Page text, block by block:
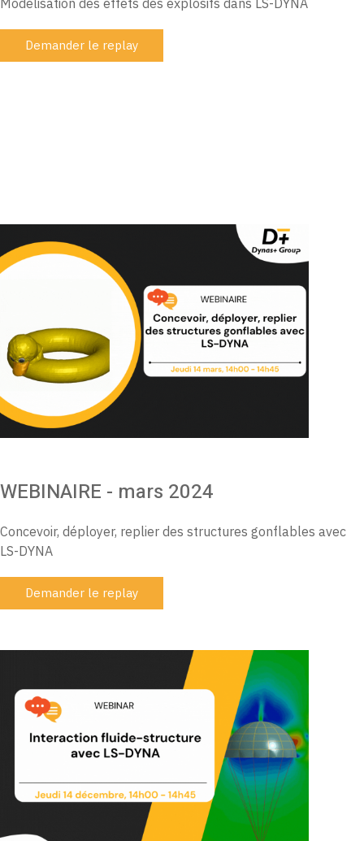
Demander le replay
WEBINAIRE - mars 2024
Concevoir, déployer, replier des structures gonflables avec
LS-DYNA
Demander le replay